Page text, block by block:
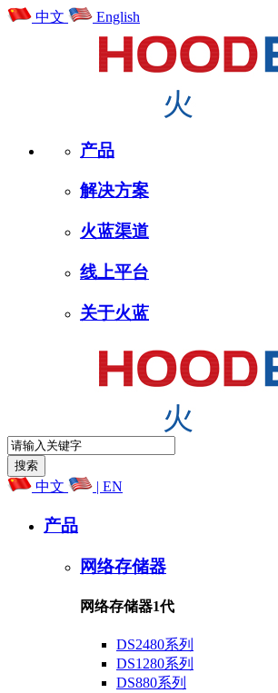
中文 English
产品
解决方案
火蓝渠道
线上平台
关于火蓝
中文 | EN
产品
网络存储器
网络存储器1代
DS2480系列
DS1280系列
DS880系列